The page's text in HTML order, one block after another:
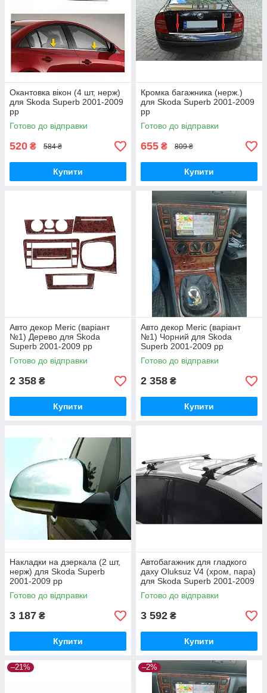
Окантовка вікон (4 шт, нерж)
для Skoda Superb 2001-2009
рр
Готово до відправки
520 ₴ 584 ₴
Купити
Кромка багажника (нерж.)
для Skoda Superb 2001-2009
рр
Готово до відправки
655 ₴ 809 ₴
Купити
Авто декор Meric (варіант
№1) Дерево для Skoda
Superb 2001-2009 рр
Готово до відправки
2 358 ₴
Купити
Авто декор Meric (варіант
№1) Чорний для Skoda
Superb 2001-2009 рр
Готово до відправки
2 358 ₴
Купити
Накладки на дзеркала (2 шт,
нерж) для Skoda Superb
2001-2009 рр
Готово до відправки
3 187 ₴
Купити
Автобагажник для гладкого
даху Oluksuz V4 (хром, пара)
для Skoda Superb 2001-2009
рр
Готово до відправки
3 592 ₴
Купити
–21% –2%